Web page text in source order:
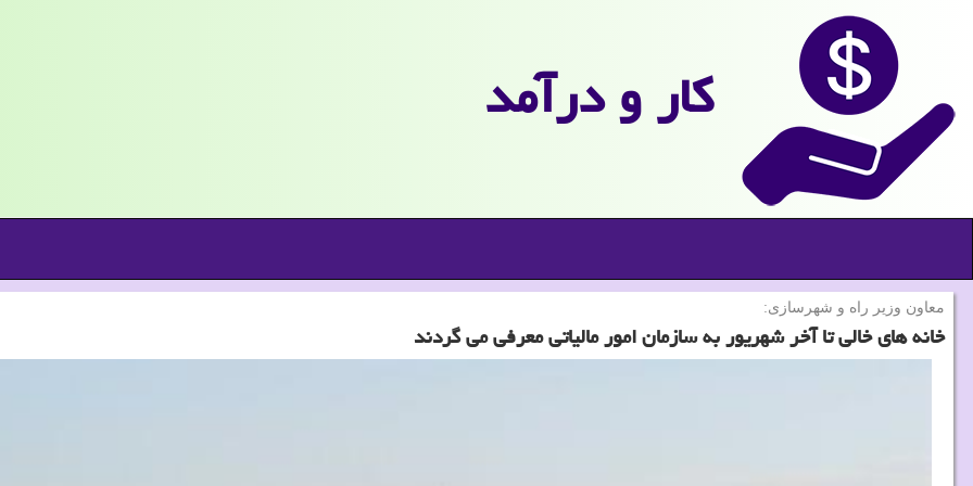
كار و درآمد
معاون وزیر راه و شهرسازی:
خانه های خالی تا آخر شهریور به سازمان امور مالیاتی معرفی می گردند